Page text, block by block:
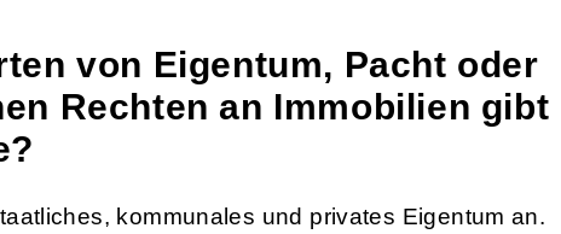
von Eigentum, Pacht oder
Rechten an Immobilien gibt
kommunales und privates Eigentum an.